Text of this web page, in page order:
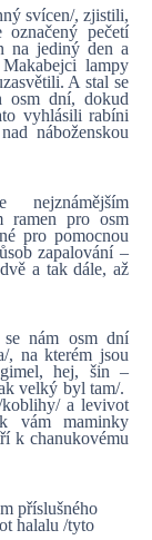
svícen/, zjistili,
pečetí
na jediný den a
lampy
A stal se
osm dní, dokud
vyhlásili rabíni
náboženskou
nejznámějším
ramen pro osm
pro pomocnou
zapalování –
a tak dále, až
se nám osm dní
, na kterém jsou
hej, šin –
velký byl tam/.
a levivot
vám maminky
k chanukovému
příslušného
halalu /tyto